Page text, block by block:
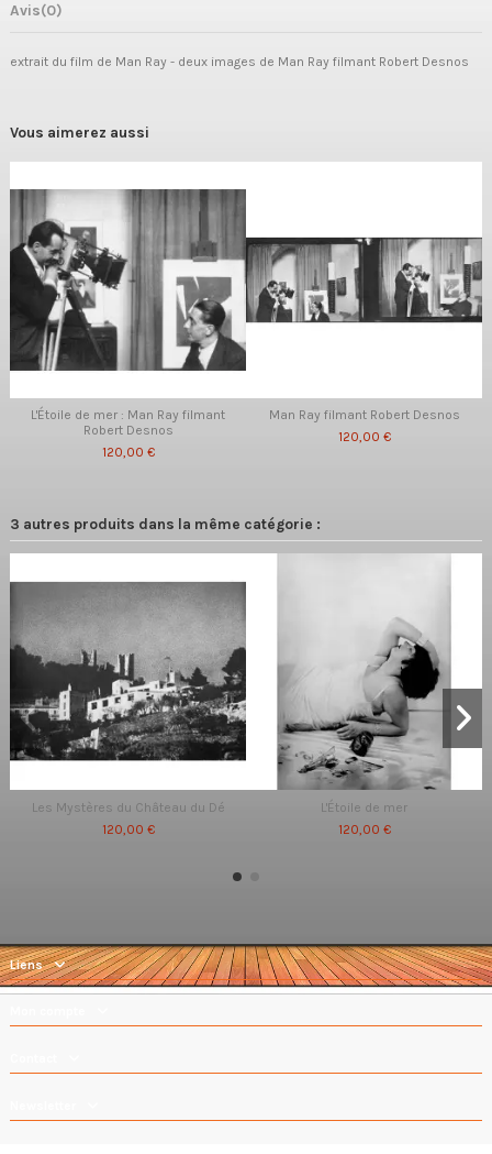
Avis(0)
extrait du film de Man Ray - deux images de Man Ray filmant Robert Desnos
Vous aimerez aussi
L'Étoile de mer : Man Ray filmant
Robert Desnos
120,00 €
Man Ray filmant Robert Desnos
120,00 €
3 autres produits dans la même catégorie :
Les Mystères du Château du Dé
120,00 €
L'Étoile de mer
120,00 €
Liens